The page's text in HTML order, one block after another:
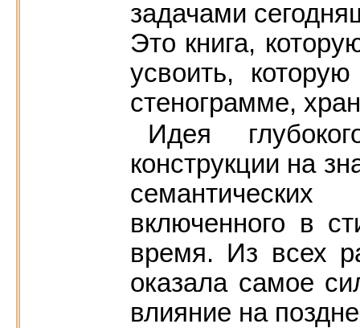
задачами
Это книга,
усвоить,
стенограмме,
Идея
конструкции на
включенного в
время. Из всех
оказала самое
влияние на